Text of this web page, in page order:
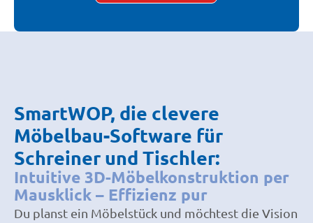
SmartWOP, die clevere
Möbelbau-Software für
Schreiner und Tischler:
Intuitive 3D-Möbelkonstruktion per
Mausklick – Effizienz pur
Du planst ein Möbelstück und möchtest die Vision